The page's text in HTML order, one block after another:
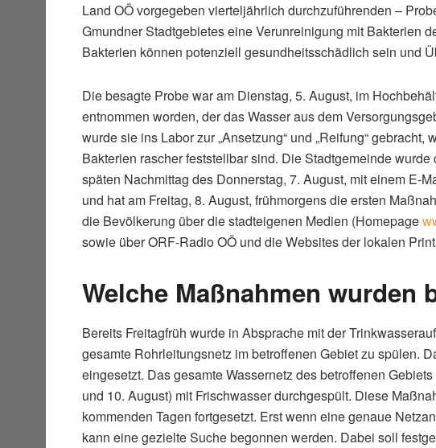
Land OÖ vorgegeben vierteljährlich durchzuführenden –
Gmundner Stadtgebietes eine Verunreinigung mit Bakterien
Bakterien können potenziell gesundheitsschädlich sein und
Die besagte Probe war am Dienstag, 5. August, im
entnommen worden, der das Wasser aus dem
wurde sie ins Labor zur „Ansetzung“ und „Reifung“
Bakterien rascher feststellbar sind. Die Stadtgemeinde
späten Nachmittag des Donnerstag, 7. August, mit einem E-
und hat am Freitag, 8. August, frühmorgens die ersten
die Bevölkerung über die stadteigenen Medien (Homepage
sowie über ORF-Radio OÖ und die Websites der lokalen
Welche Maßnahmen wurden
Bereits Freitagfrüh wurde in Absprache mit der
gesamte Rohrleitungsnetz im betroffenen Gebiet zu spülen.
eingesetzt. Das gesamte Wassernetz des betroffenen
und 10. August) mit Frischwasser durchgespült. Diese
kommenden Tagen fortgesetzt. Erst wenn eine genaue
kann eine gezielte Suche begonnen werden. Dabei soll